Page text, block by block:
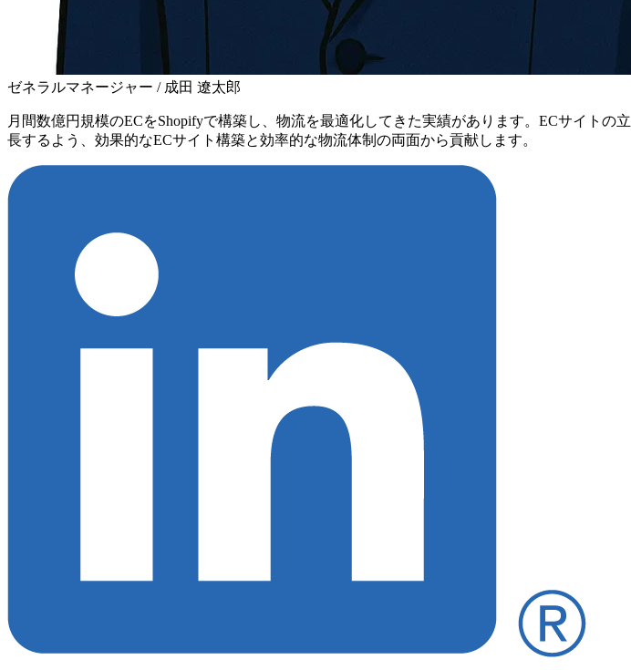
ゼネラルマネージャー / 成田 遼太郎
月間数億円規模のECをShopifyで構築し、物流を最適化してきた実績があります。ECサイト
長するよう、効果的なECサイト構築と効率的な物流体制の両面から貢献します。